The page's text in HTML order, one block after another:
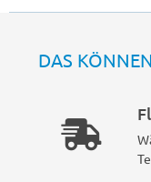
DAS